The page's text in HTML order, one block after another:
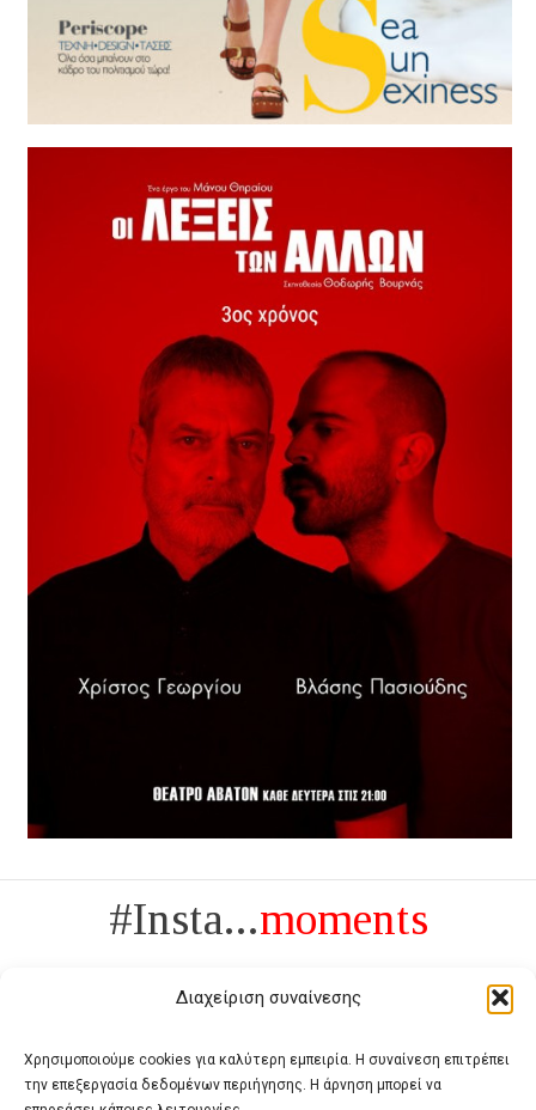
Διαχείριση συναίνεσης
Χρησιμοποιούμε cookies για καλύτερη εμπειρία. Η συναίνεση επιτρέπει
την επεξεργασία δεδομένων περιήγησης. Η άρνηση μπορεί να
#Insta...moments
Πολυτέλεια δεν είναι το αντίθετο της ανέχειας, είναι το αντίθετο της